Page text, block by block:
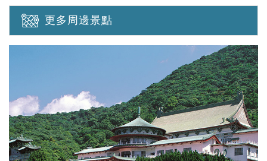
更多周邊景點